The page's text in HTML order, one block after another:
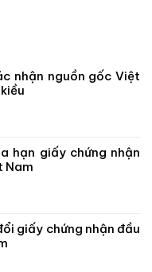
nhận nguồn gốc Việt
hạn giấy chứng nhận
Nam
giấy chứng nhận đầu